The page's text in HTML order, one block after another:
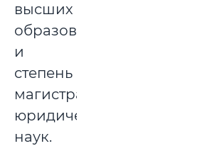
высших
образования
и
степень
магистра
юридических
наук.